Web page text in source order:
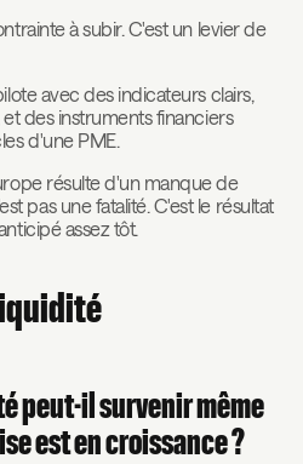
à subir. C'est un levier de
avec des indicateurs clairs,
des instruments financiers
d'une PME.
résulte d'un manque de
pas une fatalité. C'est le résultat
assez tôt.
peut-il survenir même
est en croissance ?